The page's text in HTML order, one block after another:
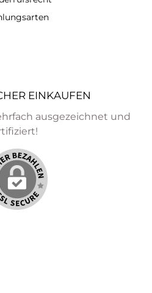
EINKAUFEN
ausgezeichnet und